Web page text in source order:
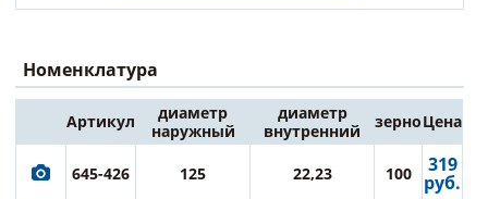
Номенклатура
Артикул
диаметр
наружный
диаметр
внутренний
зерноЦена
645-426 125 22,23 100 319
руб.